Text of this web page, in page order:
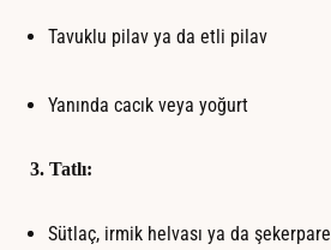
Tavuklu pilav ya da etli pilav
Yanında cacık veya yoğurt
3. Tatlı:
Sütlaç, irmik helvası ya da şekerpare